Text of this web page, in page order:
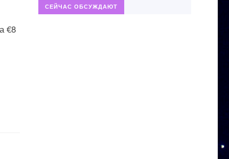
€8
СЕЙЧАС ОБСУЖДАЮТ